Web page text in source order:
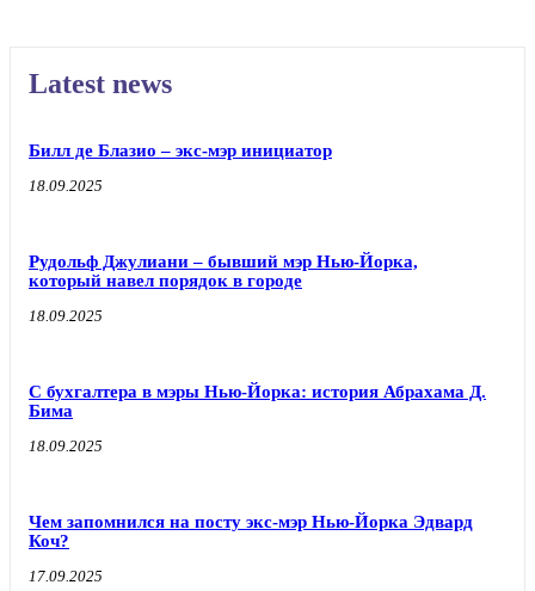
Latest news
Билл де Блазио – экс-мэр инициатор
18.09.2025
Рудольф Джулиани – бывший мэр Нью-Йорка,
который навел порядок в городе
18.09.2025
С бухгалтера в мэры Нью-Йорка: история Абрахама Д.
Бима
18.09.2025
Чем запомнился на посту экс-мэр Нью-Йорка Эдвард
Коч?
17.09.2025